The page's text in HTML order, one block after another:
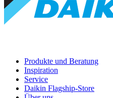
Produkte und Beratung
Inspiration
Service
Daikin Flagship-Store